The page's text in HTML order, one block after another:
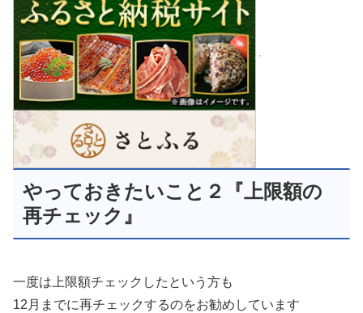
やっておきたいこと２『上限額の
再チェック』
一度は上限額チェックしたという方も
12月までに再チェックするのをお勧めしています